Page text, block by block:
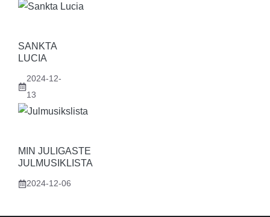
SANKTA
LUCIA
2024-12-
13
MIN JULIGASTE
JULMUSIKLISTA
2024-12-06